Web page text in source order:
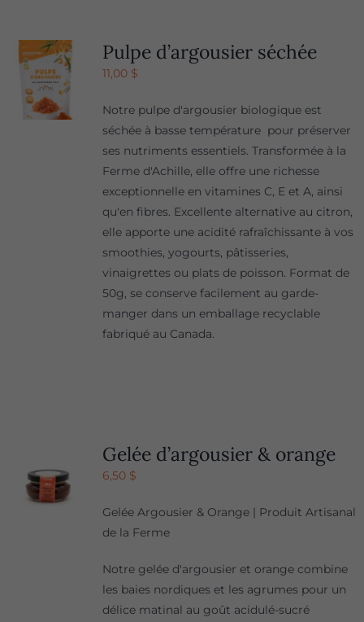
Pulpe d’argousier séchée
11,00 $
Notre pulpe d'argousier biologique est
séchée à basse température pour préserver
ses nutriments essentiels. Transformée à la
Ferme d'Achille, elle offre une richesse
exceptionnelle en vitamines C, E et A, ainsi
qu'en fibres. Excellente alternative au citron,
elle apporte une acidité rafraîchissante à vos
smoothies, yogourts, pâtisseries,
vinaigrettes ou plats de poisson. Format de
50g, se conserve facilement au garde-
manger dans un emballage recyclable
fabriqué au Canada.
Gelée d’argousier & orange
6,50 $
Gelée Argousier & Orange | Produit Artisanal
de la Ferme
Notre gelée d'argousier et orange combine
les baies nordiques et les agrumes pour un
délice matinal au goût acidulé-sucré